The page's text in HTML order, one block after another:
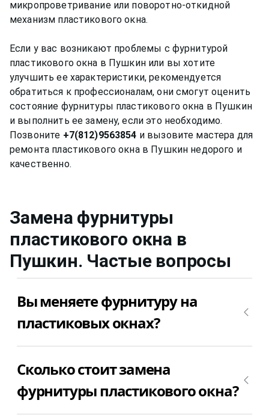
микропроветривание или поворотно-откидной
механизм пластикового окна.
Если у вас возникают проблемы с фурнитурой
пластикового окна в Пушкин или вы хотите
улучшить ее характеристики, рекомендуется
обратиться к профессионалам, они смогут оценить
состояние фурнитуры пластикового окна в Пушкин
и выполнить ее замену, если это необходимо.
Позвоните +7(812)9563854 и вызовите мастера для
ремонта пластикового окна в Пушкин недорого и
Замена фурнитуры
пластикового окна в
Пушкин. Частые вопросы
Вы меняете фурнитуру на
пластиковых окнах?
пластиковых окнах. Просто позвоните
+7(812)9563854 и вызовите мастера для замены
фурнитуры пластикового окна в Пушкин
Сколько стоит замена
фурнитуры пластикового окна?